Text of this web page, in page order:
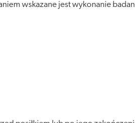
wskazane jest wykonanie